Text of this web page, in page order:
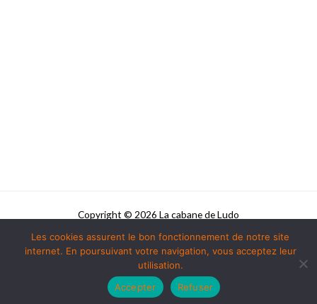
Copyright © 2026 La cabane de Ludo
Powered by La cabane de Ludo
Les cookies assurent le bon fonctionnement de notre site
internet. En poursuivant votre navigation, vous acceptez leur
utilisation.
Accepter
Refuser